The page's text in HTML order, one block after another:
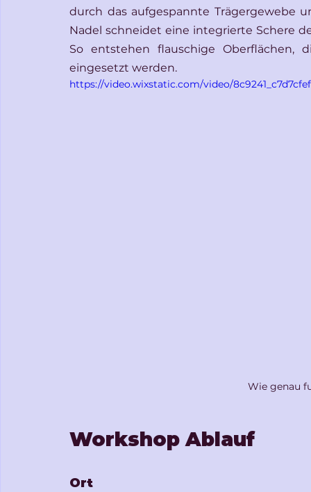
durch das aufgespannte Trägergewebe
Nadel schneidet eine integrierte Schere
So entstehen flauschige Oberflächen,
eingesetzt werden.
https://video.wixstatic.com/video/
Wie genau
Workshop Ablauf
Ort